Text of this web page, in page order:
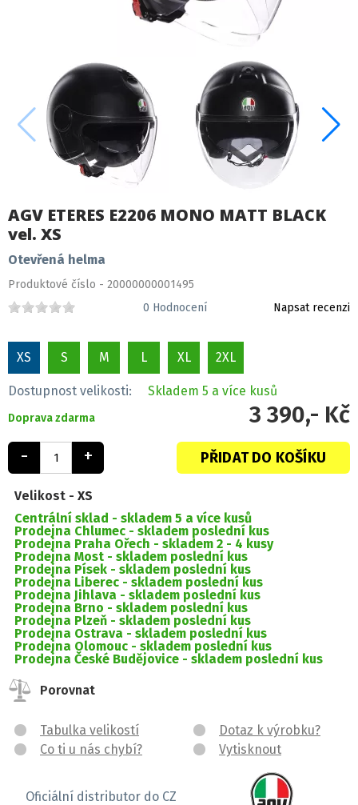
AGV ETERES E2206 MONO MATT BLACK
vel. XS
Otevřená helma
Produktové číslo - 20000000001495
0 Hodnocení Napsat recenzi
XS S M L XL 2XL
Dostupnost velikosti: Skladem 5 a více kusů
Doprava zdarma 3 390,- Kč
- + PŘIDAT DO KOŠÍKU
Velikost - XS
Centrální sklad - skladem 5 a více kusů
Prodejna Chlumec - skladem poslední kus
Prodejna Praha Ořech - skladem 2 - 4 kusy
Prodejna Most - skladem poslední kus
Prodejna Písek - skladem poslední kus
Prodejna Liberec - skladem poslední kus
Prodejna Jihlava - skladem poslední kus
Prodejna Brno - skladem poslední kus
Prodejna Plzeň - skladem poslední kus
Prodejna Ostrava - skladem poslední kus
Prodejna Olomouc - skladem poslední kus
Prodejna České Budějovice - skladem poslední kus
Porovnat
Tabulka velikostí
Co ti u nás chybí?
Dotaz k výrobku?
Vytisknout
Oficiální distributor do CZ